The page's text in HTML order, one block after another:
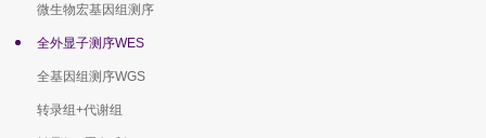
微生物宏基因组测序
全外显子测序WES
全基因组测序WGS
转录组+代谢组